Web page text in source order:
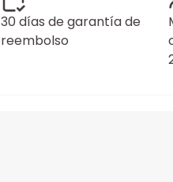
30 días de garantía de
reembolso